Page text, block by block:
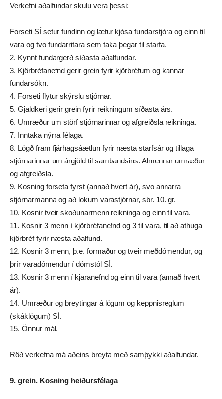
Verkefni aðalfundar skulu vera þessi:
Forseti SÍ setur fundinn og lætur kjósa fundarstjóra og einn til
vara og tvo fundarritara sem taka þegar til starfa.
2. Kynnt fundargerð síðasta aðalfundar.
3. Kjörbréfanefnd gerir grein fyrir kjörbréfum og kannar
fundarsókn.
4. Forseti flytur skýrslu stjórnar.
5. Gjaldkeri gerir grein fyrir reikningum síðasta árs.
6. Umræður um störf stjórnarinnar og afgreiðsla reikninga.
7. Inntaka nýrra félaga.
8. Lögð fram fjárhagsáætlun fyrir næsta starfsár og tillaga
stjórnarinnar um árgjöld til sambandsins. Almennar umræður
og afgreiðsla.
9. Kosning forseta fyrst (annað hvert ár), svo annarra
stjórnarmanna og að lokum varastjórnar, sbr. 10. gr.
10. Kosnir tveir skoðunarmenn reikninga og einn til vara.
11. Kosnir 3 menn í kjörbréfanefnd og 3 til vara, til að athuga
kjörbréf fyrir næsta aðalfund.
12. Kosnir 3 menn, þ.e. formaður og tveir meðdómendur, og
þrír varadómendur í dómstól SÍ.
13. Kosnir 3 menn í kjaranefnd og einn til vara (annað hvert
ár).
14. Umræður og breytingar á lögum og keppnisreglum
(skáklögum) SÍ.
15. Önnur mál.
Röð verkefna má aðeins breyta með samþykki aðalfundar.
9. grein. Kosning heiðursfélaga